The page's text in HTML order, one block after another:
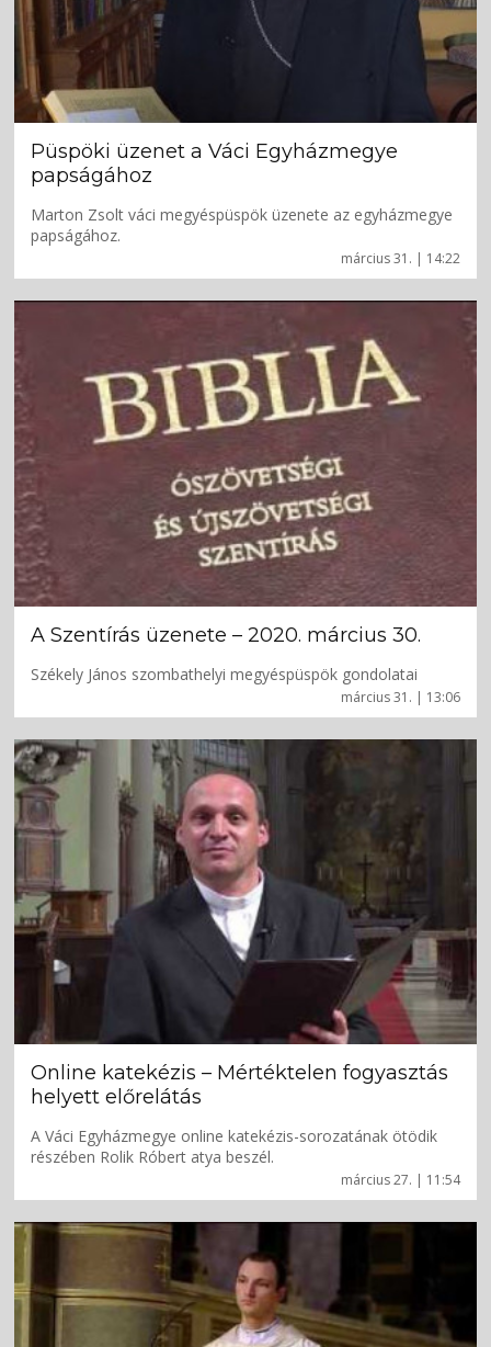
március 31. | 14:22
Püspöki üzenet a Váci Egyházmegye
papságához
Marton Zsolt váci megyéspüspök üzenete az egyházmegye
papságához.
március 31. | 13:06
A Szentírás üzenete – 2020. március 30.
Székely János szombathelyi megyéspüspök gondolatai
március 27. | 11:54
Online katekézis – Mértéktelen fogyasztás
helyett előrelátás
A Váci Egyházmegye online katekézis-sorozatának ötödik
részében Rolik Róbert atya beszél.